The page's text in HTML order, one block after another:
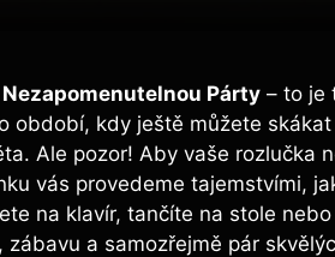
Párty – to je
období, kdy ještě můžete
Ale pozor! Aby vaše rozlučka
vás provedeme tajemstvími,
na klavír, ​tančíte na stole
a samozřejmě pár